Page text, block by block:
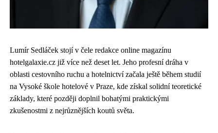
Lumír Sedláček stojí v čele redakce online magazínu
hotelgalaxie.cz již více než deset let. Jeho profesní dráha v
oblasti cestovního ruchu a hotelnictví začala ještě během studií
na Vysoké škole hotelové v Praze, kde získal solidní teoretické
základy, které později doplnil bohatými praktickými
zkušenostmi z nejrůznějších koutů světa.